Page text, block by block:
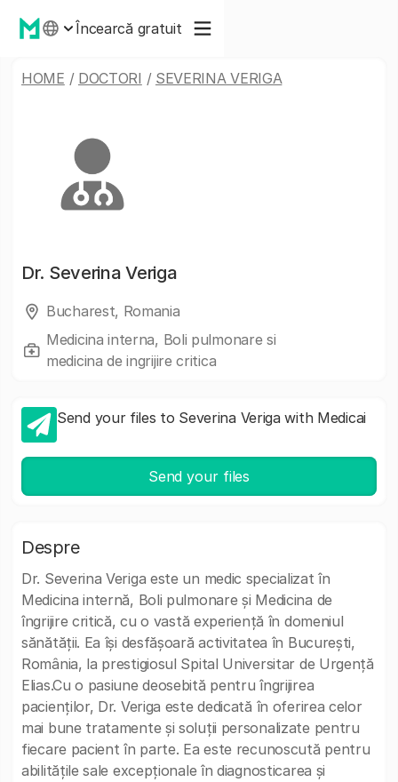
Încearcă gratuit
HOME / DOCTORI / SEVERINA VERIGA
Dr. Severina Veriga
Bucharest, Romania
Medicina interna, Boli pulmonare si
medicina de ingrijire critica
Send your files to Severina Veriga with Medicai
Send your files
Despre
Dr. Severina Veriga este un medic specializat în
Medicina internă, Boli pulmonare și Medicina de
îngrijire critică, cu o vastă experiență în domeniul
sănătății. Ea își desfășoară activitatea în București,
România, la prestigiosul Spital Universitar de Urgență
Elias.Cu o pasiune deosebită pentru îngrijirea
pacienților, Dr. Veriga este dedicată în oferirea celor
mai bune tratamente și soluții personalizate pentru
fiecare pacient în parte. Ea este recunoscută pentru
abilitățile sale excepționale în diagnosticarea și